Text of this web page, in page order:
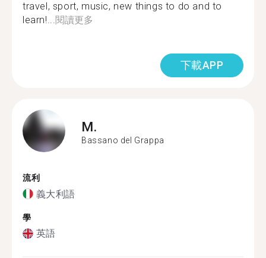
travel, sport, music, new things to do and to
learn!...閱讀更多
下載APP
M.
Bassano del Grappa
流利
義大利語
學
英語